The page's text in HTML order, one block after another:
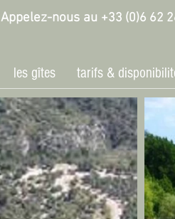
Appelez-nous au +33 (0)6 62
les gîtes tarifs &